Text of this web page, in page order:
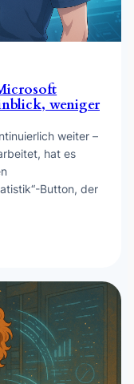
weniger
weiter –
hat es
Button, der